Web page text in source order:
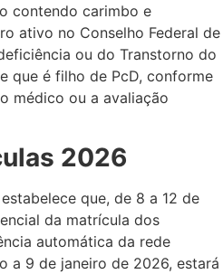
contendo carimbo e
ativo no Conselho Federal de
ou do Transtorno do
que é filho de PcD, conforme
médico ou a avaliação
2026
que, de 8 a 12 de
da matrícula dos
automática da rede
a 9 de janeiro de 2026, estará